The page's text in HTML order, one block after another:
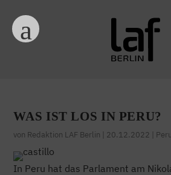
WAS IST LOS IN PERU?
von Redaktion LAF Berlin 20.12.2022 Peru
In Peru hat das Parlament am